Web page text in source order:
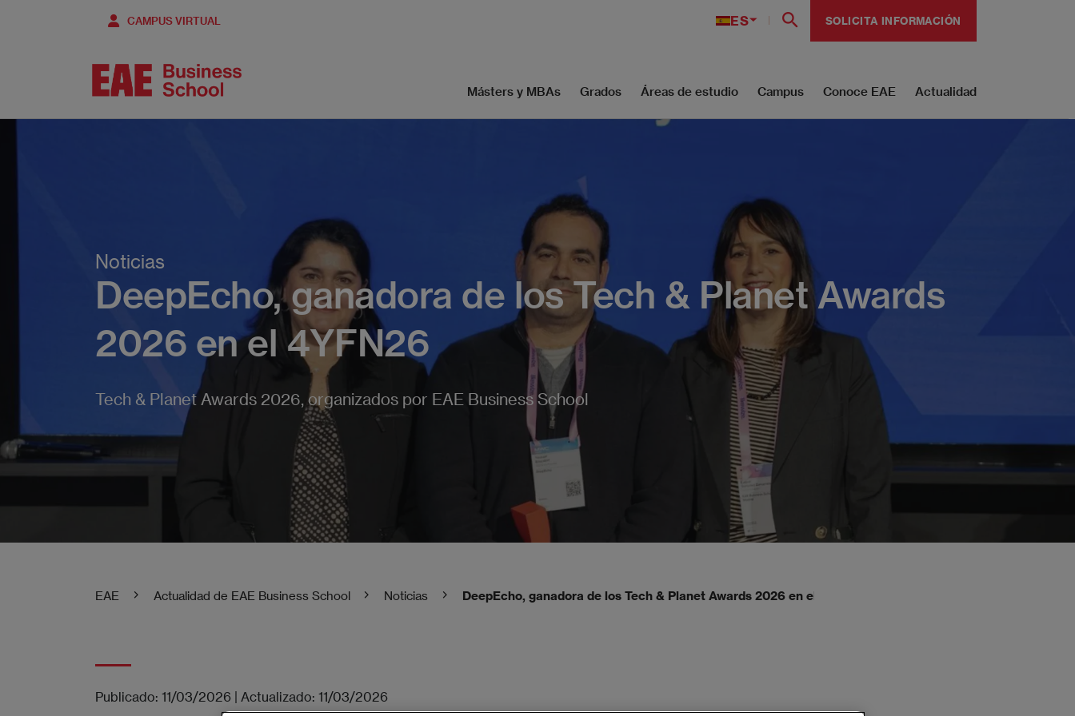
CAMPUS VIRTUAL ES SOLICITA INFORMACIÓN
Másters y MBAs Grados Áreas de estudio Campus Conoce EAE Actualidad
Noticias
DeepEcho, ganadora de los Tech & Planet Awards
2026 en el 4YFN26
Tech & Planet Awards 2026, organizados por EAE Business School
EAE Actualidad de EAE Business School Noticias DeepEcho, ganadora de los Tech & Planet Awards 2026 en el 4YFN26
Publicado: 11/03/2026 | Actualizado: 11/03/2026